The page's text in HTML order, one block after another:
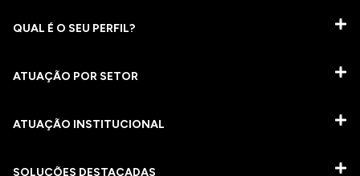
QUAL É O SEU PERFIL?
ATUAÇÃO POR SETOR
ATUAÇÃO INSTITUCIONAL
SOLUÇÕES DESTACADAS